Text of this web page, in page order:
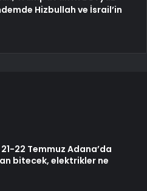
Hizbullah ve İsrail’in
22 Temmuz Adana’da
bitecek, elektrikler ne